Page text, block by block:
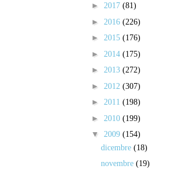
► 2017 (81)
► 2016 (226)
► 2015 (176)
► 2014 (175)
► 2013 (272)
► 2012 (307)
► 2011 (198)
► 2010 (199)
▼ 2009 (154)
dicembre (18)
novembre (19)